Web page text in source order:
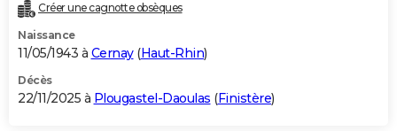
Destinations
City break
Voyage nature
Voyage de noces
Forum
Climat
+PHOTO
GUIDES D'ACHAT
BONS PLANS
Créer une cagnotte obsèques
Naissance
11/05/1943 à Cernay(Haut-Rhin)
Décès
22/11/2025 à Plougastel-Daoulas (Finistère)